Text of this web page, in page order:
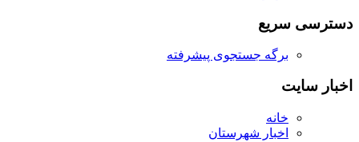
دسترسی سریع
برگه جستجوی پیشرفته
اخبار سایت
خانه
اخبار شهرستان